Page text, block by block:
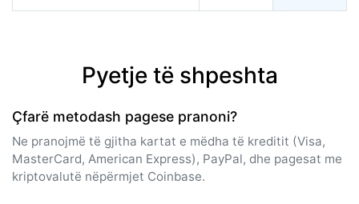
Pyetje të shpeshta
Çfarë metodash pagese pranoni?
Ne pranojmë të gjitha kartat e mëdha të kreditit (Visa,
MasterCard, American Express), PayPal, dhe pagesat me
kriptovalutë nëpërmjet Coinbase.